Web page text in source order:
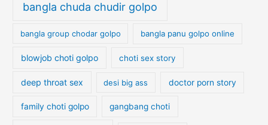
bangla chuda chudir golpo
bangla group chodar golpo bangla panu golpo online
blowjob choti golpo choti sex story
deep throat sex desi big ass doctor porn story
family choti golpo gangbang choti